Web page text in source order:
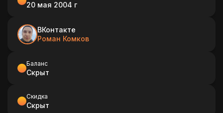
20 мая 2004 г
ВКонтакте
Роман Комков
Баланс
Скрыт
Скидка
Скрыт